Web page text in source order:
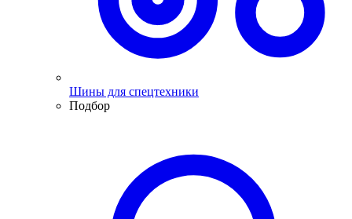
Шины для спецтехники
Подбор